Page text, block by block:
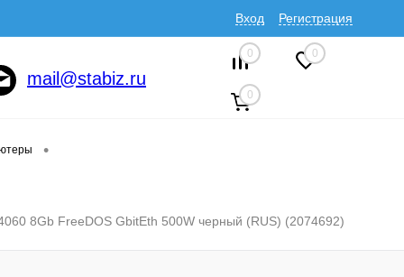
Вход Регистрация
mail@stabiz.ru
0 0
0
•
8Gb FreeDOS GbitEth 500W черный (RUS) (2074692)